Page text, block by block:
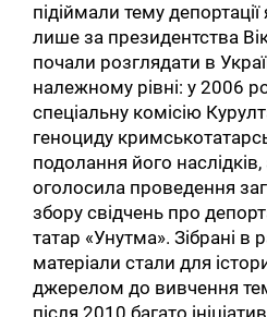
підіймали тему
лише за президентства
почали розглядати в
належному рівні: у 2006
спеціальну комісію
геноциду
подолання його
оголосила проведення
збору свідчень про
татар «Унутма». Зібрані в
матеріали стали для
джерелом до вивчення